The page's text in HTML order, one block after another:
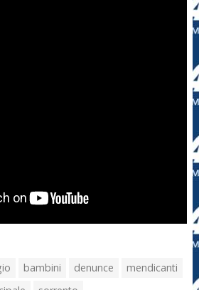
bambini denunce
mendicanti